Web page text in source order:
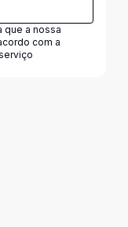
que a nossa
com a